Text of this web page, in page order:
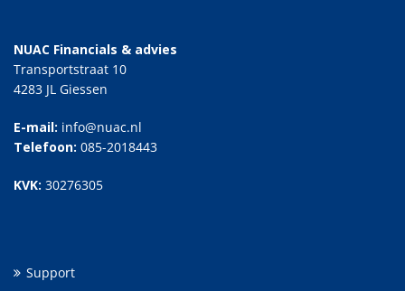
NUAC Financials & advies
Transportstraat 10
4283 JL Giessen
E-mail: info@nuac.nl
Telefoon: 085-2018443
KVK: 30276305
Support